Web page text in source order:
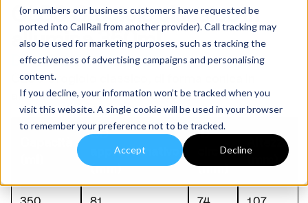
(or numbers our business customers have requested be
ported into CallRail from another provider). Call tracking may
also be used for marketing purposes, such as tracking the
effectiveness of advertising campaigns and personalising
content.
If you decline, your information won’t be tracked when you
visit this website. A single cookie will be used in your browser
to remember your preference not to be tracked.
Accept Decline
CL80 Crogiolo classico in
allumina 350ml
Da:£111.00IVA esclusa
CL80 Crogiolo classico, di forma conica in
allumina ricristallizzata (99,8%).
OD
approssimativo
(mm)
ID
circa
(mm)
Altezza
(mm)